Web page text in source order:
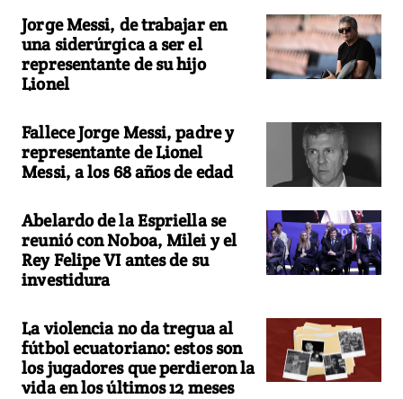
Jorge Messi, de trabajar en
una siderúrgica a ser el
representante de su hijo
Lionel
Fallece Jorge Messi, padre y
representante de Lionel
Messi, a los 68 años de edad
Abelardo de la Espriella se
reunió con Noboa, Milei y el
Rey Felipe VI antes de su
investidura
La violencia no da tregua al
fútbol ecuatoriano: estos son
los jugadores que perdieron la
vida en los últimos 12 meses